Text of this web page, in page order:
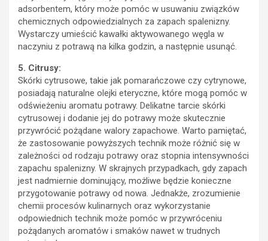
adsorbentem, który może pomóc w usuwaniu związków
chemicznych odpowiedzialnych za zapach spalenizny.
Wystarczy umieścić kawałki aktywowanego węgla w
naczyniu z potrawą na kilka godzin, a następnie usunąć.
5. Citrusy:
Skórki cytrusowe, takie jak pomarańczowe czy cytrynowe,
posiadają naturalne olejki eteryczne, które mogą pomóc w
odświeżeniu aromatu potrawy. Delikatne tarcie skórki
cytrusowej i dodanie jej do potrawy może skutecznie
przywrócić pożądane walory zapachowe. Warto pamiętać,
że zastosowanie powyższych technik może różnić się w
zależności od rodzaju potrawy oraz stopnia intensywności
zapachu spalenizny. W skrajnych przypadkach, gdy zapach
jest nadmiernie dominujący, możliwe będzie konieczne
przygotowanie potrawy od nowa. Jednakże, zrozumienie
chemii procesów kulinarnych oraz wykorzystanie
odpowiednich technik może pomóc w przywróceniu
pożądanych aromatów i smaków nawet w trudnych